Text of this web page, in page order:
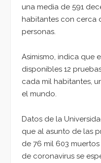
una media de 591
habitantes con cerca
personas.
Asimismo, indica que
disponibles 12
cada mil habitantes,
el mundo.
Datos de la
que al asunto de las
de 76 mil 603
de coronavirus se